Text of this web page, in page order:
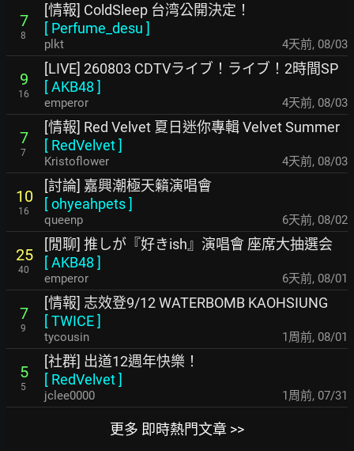
7
8
[情報] ColdSleep 台湾公開決定！
[ Perfume_desu ]
plkt 4天前, 08/03
9
16
[LIVE] 260803 CDTVライブ！ライブ！2時間SP
[AKB48 ]
emperor 4天前, 08/03
7
7
[情報] Red Velvet 夏日迷你專輯 Velvet Summer
[ RedVelvet]
Kristoflower 4天前, 08/03
10
16
[討論] 嘉興潮極天籟演唱會
[ohyeahpets]
queenp 6天前, 08/02
25
40
[閒聊] 推しが『好きish』演唱會 座席大抽選会
[AKB48 ]
emperor 6天前, 08/01
7
9
[情報] 志效登9/12 WATERBOMB KAOHSIUNG
[TWICE]
tycousin 1周前, 08/01
5
5
[社群] 出道12週年快樂！
[ RedVelvet]
jclee0000 1周前, 07/31
更多 即時熱門文章 >>